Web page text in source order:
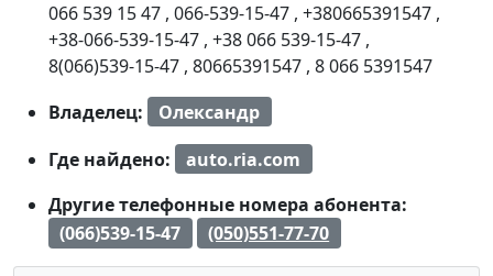
066 539 15 47 , 066-539-15-47 , +380665391547 ,
+38-066-539-15-47 , +38 066 539-15-47 ,
8(066)539-15-47 , 80665391547 , 8 066 5391547
Владелец:
Олександр
Где найдено:
auto.ria.com
Другие телефонные номера абонента:
(066)539-15-47
(050)551-77-70